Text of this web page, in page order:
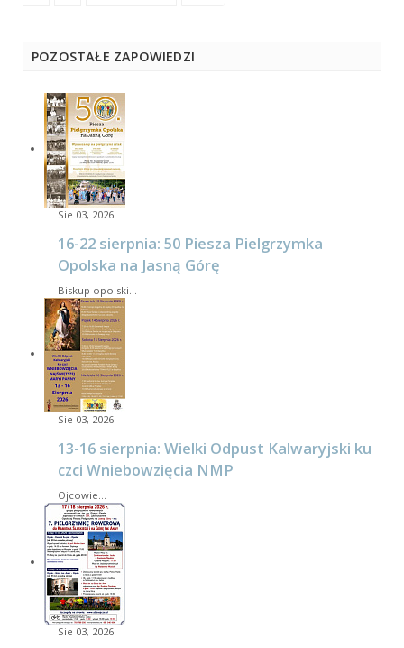
POZOSTAŁE ZAPOWIEDZI
Sie 03, 2026
16-22 sierpnia: 50 Piesza Pielgrzymka
Opolska na Jasną Górę
Biskup opolski…
Sie 03, 2026
13-16 sierpnia: Wielki Odpust Kalwaryjski ku
czci Wniebowzięcia NMP
Ojcowie…
Sie 03, 2026